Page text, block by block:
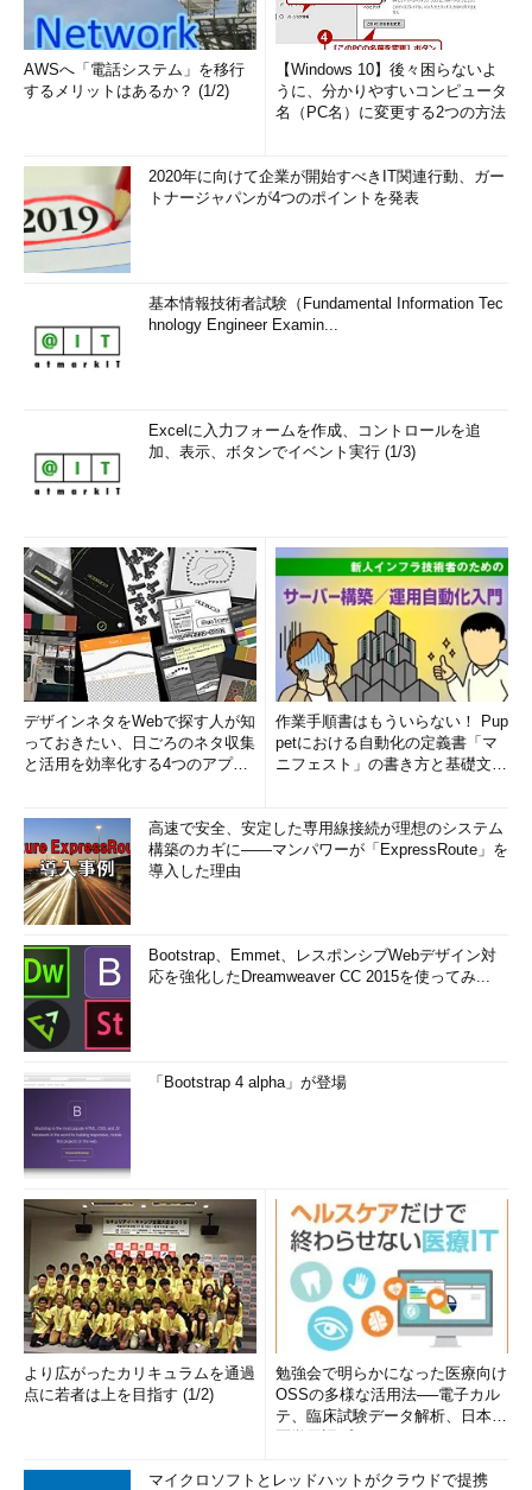
実際のサービスでも、少しずつHTTPS化を導入しながら負荷
検証を行うことが可能になることはもちろん、分かりやすい単位
で完了させていくことで、非常に大きな規模かつ地味な作業とな
るHTTPS化プロジェクトの進捗（しんちょく）が可視化され
る。「プロジェクトに携わるメンバーのモチベーション向上にも
完全HTTPS化によるメリット
また完全HTTPS化によって、さまざまなメリットがあったと
いう。
全てのサービスに手を入れたことによって1000以上あったサブ
ドメインは、現在では700程度まで統合することができた。ま
た、これまでは担当者ごとに発生していたプロキシサーバの運用
の運用も一元化できるという副次的なメリットも大きかった。
「バーチャルな連携が必要」
においては、可視化はもちろん、常に普段見ているレイヤーより
も1つ上のレイヤーから俯瞰し続けること、エンジニアだけでは
解決できないレイヤーがあることを前提とし、より広い視野を持
って関係者と連携していくことの重要性を説いた。
関連リンク
pixivを常時HTTPS化するまでの道のり（前編）
pixivを常時HTTPS化するまでの道のり（後編）
グ
Yahoo! JAPANサービスは常時SSL（AOSSL）に対応しま
す - Yahoo! JAPAN
AWSへ「電話システム」を移行
するメリットはあるか？ (1/2)
【Windows 10】後々困らないよ
うに、分かりやすいコンピュータ
名（PC名）に変更する2つの方法
2020年に向けて企業が開始すべきIT関連行動、ガー
トナージャパンが4つのポイントを発表
基本情報技術者試験（Fundamental Information Tec
hnology Engineer Examin...
Excelに入力フォームを作成、コントロールを追
加、表示、ボタンでイベント実行 (1/3)
デザインネタをWebで探す人が知
っておきたい、日ごろのネタ収集
と活用を効率化する4つのアプリ
作業手順書はもういらない！ Pup
petにおける自動化の定義書「マ
ニフェスト」の書き方と基礎文法
高速で安全、安定した専用線接続が理想のシステム
構築のカギに――マンパワーが「ExpressRoute」を
導入した理由
Bootstrap、Emmet、レスポンシブWebデザイン対
応を強化したDreamweaver CC 2015を使ってみ...
「Bootstrap 4 alpha」が登場
より広がったカリキュラムを通過
点に若者は上を目指す (1/2)
勉強会で明らかになった医療向け
OSSの多様な活用法──電子カル
テ、臨床試験データ解析、日本語
マイクロソフトとレッドハットがクラウドで提携